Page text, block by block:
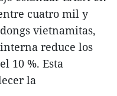
cuatro mil y
vietnamitas,
reduce los
10 %. Esta
la